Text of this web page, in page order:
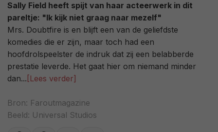
Sally Field heeft spijt van haar acteerwerk in dit
pareltje: "Ik kijk niet graag naar mezelf"
Mrs. Doubtfire is en blijft een van de geliefdste
komedies die er zijn, maar toch had een
hoofdrolspeelster de indruk dat zij een belabberde
prestatie leverde. Het gaat hier om niemand minder
dan... [Lees verder]
Bron: Faroutmagazine
Beeld: Universal Studios